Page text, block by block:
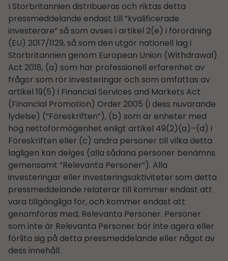
I Storbritannien distribueras och riktas detta
pressmeddelande endast till ”kvalificerade
investerare” så som avses i artikel 2(e) i förordning
(EU) 2017/1129, så som den utgör nationell lag i
Storbritannien genom European Union (Withdrawal)
Act 2018, (a) som har professionell erfarenhet av
frågor som rör investeringar och som omfattas av
artikel 19(5) i Financial Services and Markets Act
(Financial Promotion) Order 2005 (i dess nuvarande
lydelse) (”Föreskriften”), (b) som är enheter med
hög nettoförmögenhet enligt artikel 49(2)(a)–(d) i
Föreskriften eller (c) andra personer till vilka detta
lagligen kan delges (alla sådana personer benämns
gemensamt ”Relevanta Personer”). Alla
investeringar eller investeringsaktiviteter som detta
pressmeddelande relaterar till kommer endast att
vara tillgängliga för, och kommer endast att
genomföras med, Relevanta Personer. Personer
som inte är Relevanta Personer bör inte agera eller
förlita sig på detta pressmeddelande eller något av
dess innehåll.